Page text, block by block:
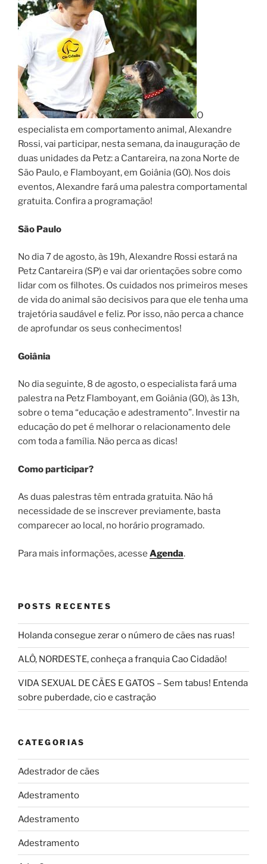
O
especialista em comportamento animal, Alexandre
Rossi, vai participar, nesta semana, da inauguração de
duas unidades da Petz: a Cantareira, na zona Norte de
São Paulo, e Flamboyant, em Goiânia (GO). Nos dois
eventos, Alexandre fará uma palestra comportamental
gratuita. Confira a programação!
São Paulo
No dia 7 de agosto, às 19h, Alexandre Rossi estará na
Petz Cantareira (SP) e vai dar orientações sobre como
lidar com os filhotes. Os cuidados nos primeiros meses
de vida do animal são decisivos para que ele tenha uma
trajetória saudável e feliz. Por isso, não perca a chance
de aprofundar os seus conhecimentos!
Goiânia
No dia seguinte, 8 de agosto, o especialista fará uma
palestra na Petz Flamboyant, em Goiânia (GO), às 13h,
sobre o tema “educação e adestramento”. Investir na
educação do pet é melhorar o relacionamento dele
com toda a família. Não perca as dicas!
Como participar?
As duas palestras têm entrada gratuita. Não há
necessidade de se inscrever previamente, basta
comparecer ao local, no horário programado.
Para mais informações, acesse Agenda.
POSTS RECENTES
Holanda consegue zerar o número de cães nas ruas!
ALÔ, NORDESTE, conheça a franquia Cao Cidadão!
VIDA SEXUAL DE CÃES E GATOS – Sem tabus! Entenda
sobre puberdade, cio e castração
CATEGORIAS
Adestrador de cães
Adestramento
Adestramento
Adestramento